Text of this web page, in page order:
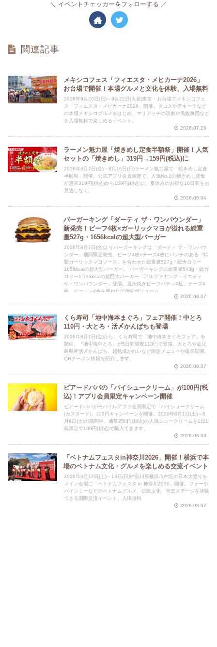
イベントチェッカーをフォローする
関連記事
メキシコフェス「フィエスタ・メヒカーナ2026」
お台場で開催！本場グルメと文化を体験、入場無料
2026年9月20日(日)～9月22日(火祝)東京・お台場でメキシコフェ
ス「フィエスタ・メヒカーナ2026」開催。タコスやテキーラなど
の本場メキシコグルメをはじめ、マリアッチの演奏や民族舞踊など
を入場無料で楽しめるイベント。
2026.07.28
ラーメン魁力屋「焼きめし定食半額祭」開催！人気
セットの「焼きめし」319円→159円(税込)に
2026年8月7日(金)～8月16日(日)ラーメン魁力屋で「焼きめし定食
半額祭」開催。公式アプリ会員限定で、人気No.1の焼きめし定食
が通常319円(税込)から159円(税込)に。夏休みのお得な10日間をお
見逃しなく。
2026.08.04
バーガーキング「ダーティ ザ・ワンパウンダー」
新発売！ビーフ4枚×ガーリックマヨが溢れる総重
量527g・1656kcalの超大型バーガー
2026年8月7日(金)よりバーガーキングは「ダーティ ザ・ワンパウ
ンダー」期間限定発売。ビーフ4枚×チーズ4枚にパンチのある「特
製ガーリックマヨソース」を合わせた総重量527g・総カロリー
1656kcalの超大型バーガー。 バーガーキングに総重量543g・総カ
ロリー1,713kcalの超巨大バーガー「アルファキング・イエティ
ザ・ワンパウンダー」登場。直火焼きビーフパティ4枚、チーズ4
枚、ベーコン4枚を重ねた圧倒的ボリューム。
2026.08.07
くら寿司「地中海本まぐろ」フェア開催！中とろ
110円・大とろ・活〆かんぱちも登場
2026年8月7日(金)から、くら寿司で「地中海本まぐろフェア」を
開催。「地中海中とろ」が5日間限定110円で登場。大とろや鹿児
島県産活〆かんぱち、超熟成かれいなど限定メニューや販売期間、
QRクーポン情報を紹介します。
2026.08.07
ビアードパパの「パイシュークリーム」が100円(税
込)！アプリ会員限定キャンペーン開催
ビアードパパがモバイルアプリ会員限定で「パイシュークリーム
(カスタード)」100円キャンペーンを開催。2026年8月1日(土)～8
月8日(土)の期間中、通常250円(税込)の人気シュークリームを1日1
個限定で100円(税込)で購入できます。
2026.08.03
「ベトナムフェスタin神奈川2026」開催！横浜で本
場のベトナム文化・グルメを楽しめる交流イベント
2026年9月12日(土)・13日(日)神奈川県横浜市中区の日本大通りを
メイン会場に「ベトナムフェスタ in 神奈川2026」開催。フォーや
バインミーなどのベトナムグルメ、伝統文化、音楽ステージを体験
できる国際交流イベント。入場無料
2026.08.07